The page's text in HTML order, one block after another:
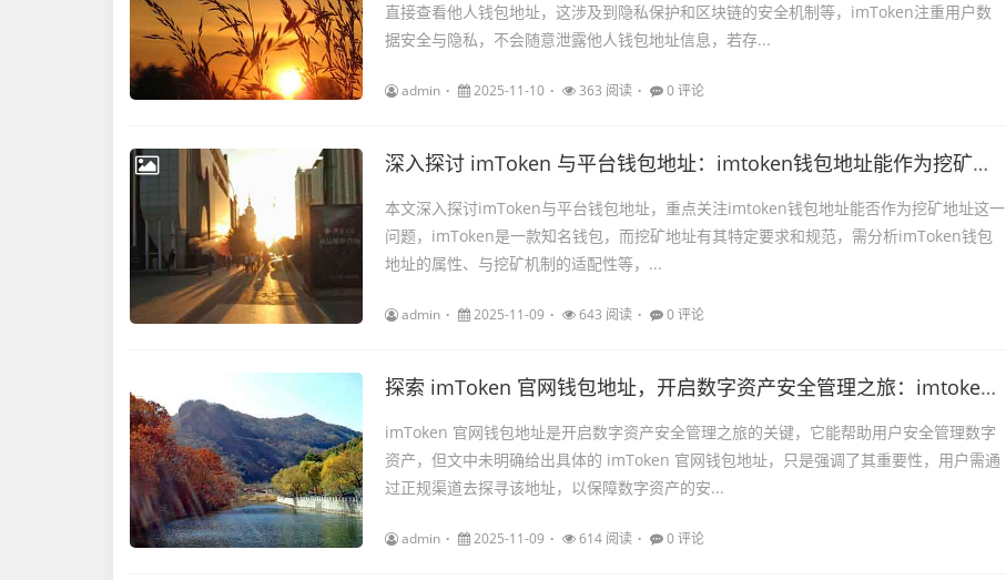
直接查看他人钱包地址，这涉及到隐私保护和区块链的安全机制等，imToken注重用户数
据安全与隐私，不会随意泄露他人钱包地址信息，若存...
admin 2025-11-10 363 阅读 0 评论
深入探讨 imToken 与平台钱包地址：imtoken钱包地址能作为挖矿地址吗
本文深入探讨imToken与平台钱包地址，重点关注imtoken钱包地址能否作为挖矿地址这一
问题，imToken是一款知名钱包，而挖矿地址有其特定要求和规范，需分析imToken钱包
地址的属性、与挖矿机制的适配性等，...
admin 2025-11-09 643 阅读 0 评论
探索 imToken 官网钱包地址，开启数字资产安全管理之旅：imtoken地址在哪
imToken 官网钱包地址是开启数字资产安全管理之旅的关键，它能帮助用户安全管理数字
资产，但文中未明确给出具体的 imToken 官网钱包地址，只是强调了其重要性，用户需通
过正规渠道去探寻该地址，以保障数字资产的安...
admin 2025-11-09 614 阅读 0 评论